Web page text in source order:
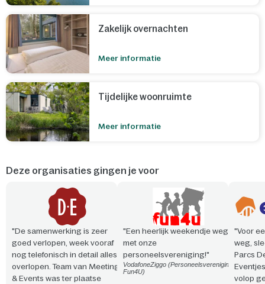
Zakelijk overnachten
Meer informatie
Tijdelijke woonruimte
Meer informatie
Deze organisaties gingen je voor
"De samenwerking is zeer
goed verlopen, week vooraf
nog telefonisch in detail alles
overlopen. Team van Meeting
& Events was ter plaatse
"Een heerlijk weekendje weg
met onze
personeelsvereniging!"
VodafoneZiggo (Personeelsvereniging
Fun4U)
"Voor
weg,
Parcs
volop